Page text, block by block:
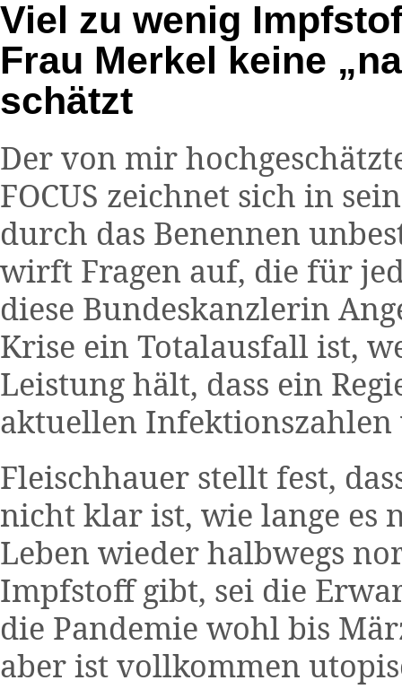
Viel zu wenig
Frau Merkel keine
schätzt
Der von mir
FOCUS zeichnet sich in
durch das Benennen
wirft Fragen auf, die für
diese Bundeskanzlerin
Krise ein Totalausfall ist,
Leistung hält, dass ein
aktuellen
Fleischhauer stellt fest,
nicht klar ist, wie lange es
Leben wieder halbwegs
Impfstoff gibt, sei die
die Pandemie wohl bis
aber ist vollkommen